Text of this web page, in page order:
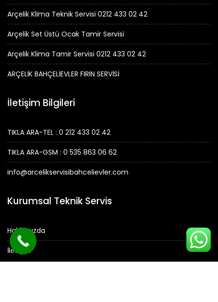
Arçelik Klima Teknik Servisi 0212 433 02 42
Arçelik Set Üstü Ocak Tamir Servisi
Arçelik Klima Tamir Servisi 0212 433 02 42
ARÇELİK BAHÇELİEVLER FIRIN SERVİSİ
İletişim Bilgileri
TIKLA ARA-TEL : 0 212 433 02 42
TIKLA ARA-GSM : 0 535 863 06 62
info@arcelikservisibahcelievler.com
Kurumsal Teknik Servis
Hakkımızda
İletişim